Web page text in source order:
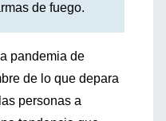
de fuego.
pandemia de
de lo que depara
personas a